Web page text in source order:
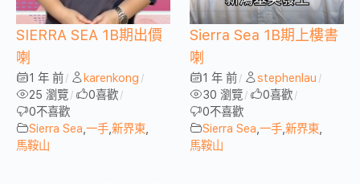
SIERRA SEA 1B期出價
喇
1 年 前 / karenkong /
25 瀏覽 / 0喜歡 /
0不喜歡
Sierra Sea 一手 新界東
馬鞍山
Sierra Sea 1B期上樓書
喇
1 年 前 / stephenlau /
30 瀏覽 / 0喜歡 /
0不喜歡
Sierra Sea 一手 新界東
馬鞍山